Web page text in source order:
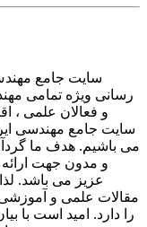
سایت جامع
رسانی ویژه تمامی
و فعالان علمی ،
سایت جامع مهندسی
می باشیم. هدف ما
و مدون جهت
عزیز می باشد.
مقالات علمی و
را دارد. امید است با